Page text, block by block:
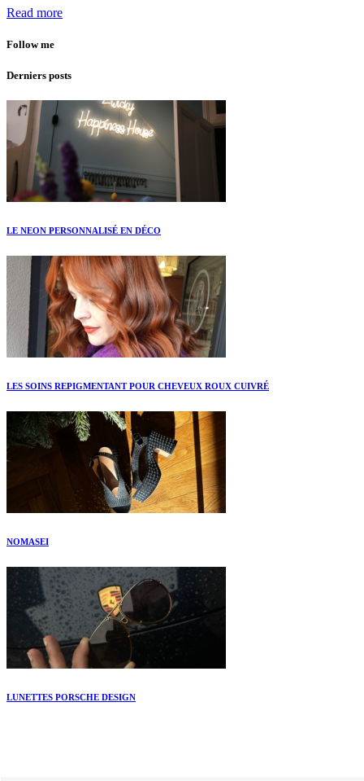
Read more
Follow me
Derniers posts
LE NEON PERSONNALISÉ EN DÉCO
LES SOINS REPIGMENTANT POUR CHEVEUX ROUX CUIVRÉ
NOMASEI
LUNETTES PORSCHE DESIGN